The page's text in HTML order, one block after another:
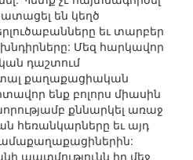
են կեղծ
եւ տարբեր
Մեզ հարկավոր
դաշտում
քաղաքացիական
ենք բոլորս միասին
քննարկել առաջ
հեռանկարները եւ այդ
պատմությունն իր մեջ